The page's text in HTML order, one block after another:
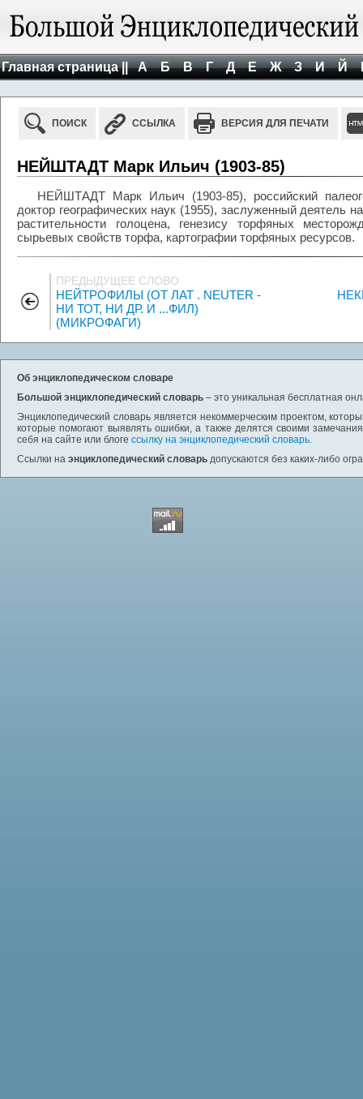
Главная страница || А Б В Г Д Е Ж З И Й
ПОИСК ССЫЛКА ВЕРСИЯ ДЛЯ ПЕЧАТИ
НЕЙШТАДТ Марк Ильич (1903-85)
НЕЙШТАДТ Марк Ильич (1903-85), российский
доктор географических наук (1955), заслуженный деятель
растительности голоцена, генезису торфяных
сырьевых свойств торфа, картографии торфяных ресурсов.
ПРЕДЫДУЩЕЕ СЛОВО
НЕЙТРОФИЛЫ (ОТ ЛАТ . NEUTER -
НИ ТОТ, НИ ДР. И ...ФИЛ)
(МИКРОФАГИ)
Об энциклопедическом словаре
Большой энциклопедический словарь – это уникальная бесплатная
Энциклопедический словарь является некоммерческим проектом,
которые помогают выявлять ошибки, а также делятся своими
себя на сайте или блоге ссылку на энциклопедический словарь.
Ссылки на энциклопедический словарь допускаются без каких-либо